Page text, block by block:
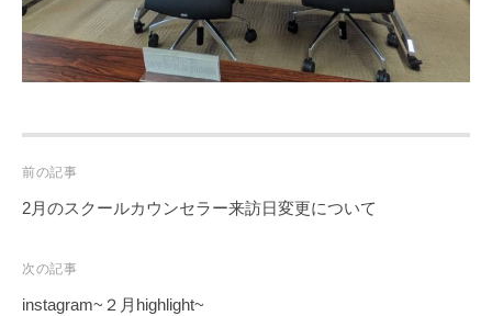
Post
navigation
前の記事
2月のスクールカウンセラー来訪日変更について
次の記事
instagram~２月highlight~